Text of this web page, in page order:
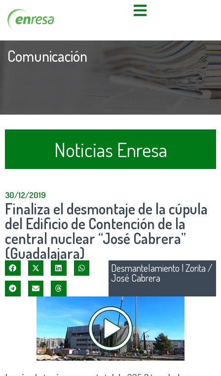
Comunicación
Noticias Enresa
30/12/2019
Finaliza el desmontaje de la cúpula
del Edificio de Contención de la
central nuclear “José Cabrera”
(Guadalajara)
Desmantelamiento |Zorita /
José Cabrera